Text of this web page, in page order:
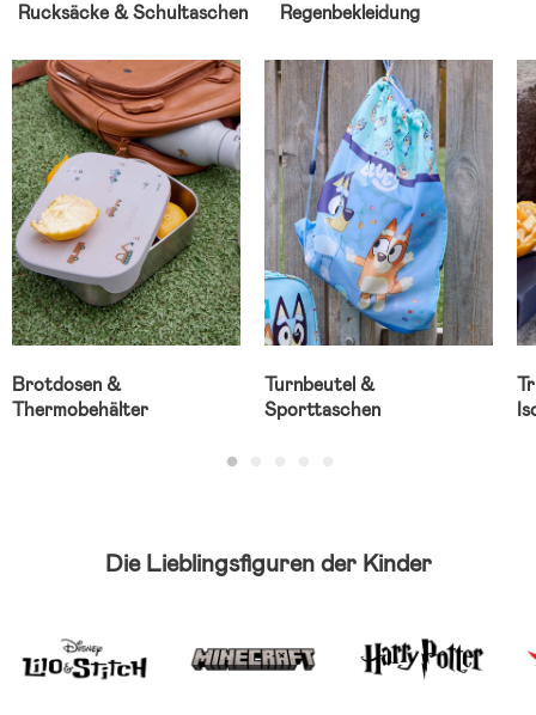
Rucksäcke & Schultaschen Regenbekleidung
Brotdosen &
Thermobehälter
Turnbeutel &
Sporttaschen
Die Lieblingsfiguren der Kinder